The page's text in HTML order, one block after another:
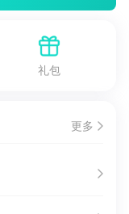
礼包
更多